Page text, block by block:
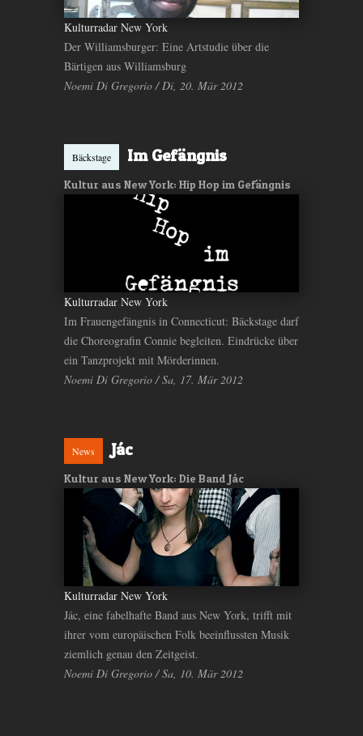
Kulturradar New York
Der Williamsburger: Eine Artstudie über die
Bärtigen aus Williamsburg
Noemi Di Gregorio / Di, 20. Mär 2012
Bäckstage Im Gefängnis
Kultur aus New York: Hip Hop im Gefängnis
Kulturradar New York
Im Frauengefängnis in Connecticut: Bäckstage darf
die Choreografin Connie begleiten. Eindrücke über
ein Tanzprojekt mit Mörderinnen.
Noemi Di Gregorio / Sa, 17. Mär 2012
News Jác
Kultur aus New York: Die Band Jác
Kulturradar New York
Jác, eine fabelhafte Band aus New York, trifft mit
ihrer vom europäischen Folk beeinflussten Musik
ziemlich genau den Zeitgeist.
Noemi Di Gregorio / Sa, 10. Mär 2012